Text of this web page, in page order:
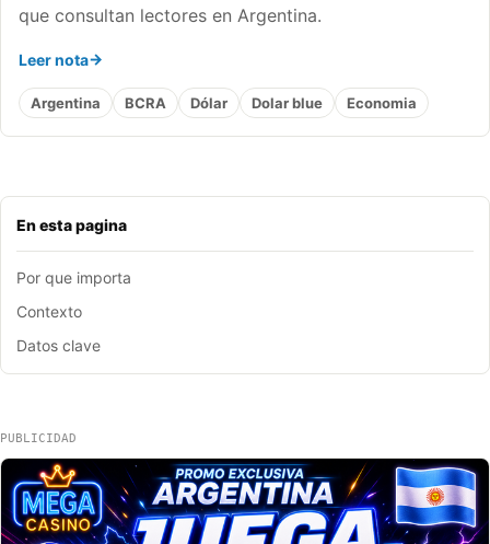
En esta pagina
Por que importa
Contexto
Datos clave
que consultan lectores en Argentina.
Leer nota
Argentina BCRA Dólar Dolar blue Economia
PUBLICIDAD